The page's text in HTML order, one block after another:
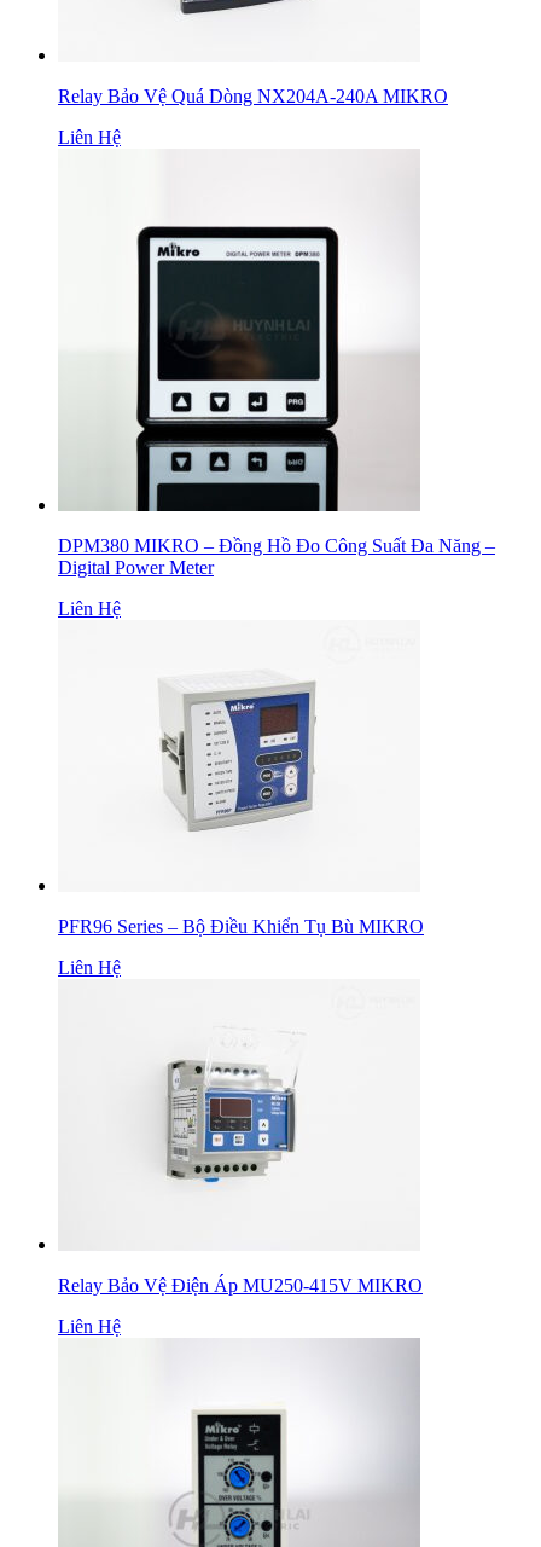
Relay Bảo Vệ Quá Dòng NX204A-240A MIKRO
Liên Hệ
DPM380 MIKRO – Đồng Hồ Đo Công Suất Đa Năng –
Digital Power Meter
Liên Hệ
PFR96 Series – Bộ Điều Khiển Tụ Bù MIKRO
Liên Hệ
Relay Bảo Vệ Điện Áp MU250-415V MIKRO
Liên Hệ